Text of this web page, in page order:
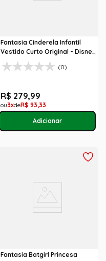
Fantasia Cinderela Infantil
Vestido Curto Original - Disney
Princesas
(0)
R$ 279,99
3 R$ 93,33
Fantasia Batgirl Princesa